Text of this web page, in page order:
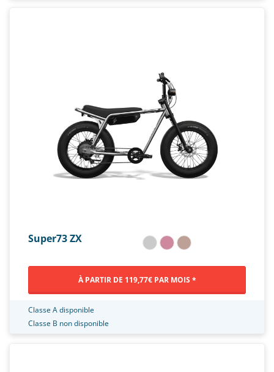
Super73 ZX
À PARTIR DE 119,77€ PAR MOIS *
Classe A disponible
Classe B non disponible